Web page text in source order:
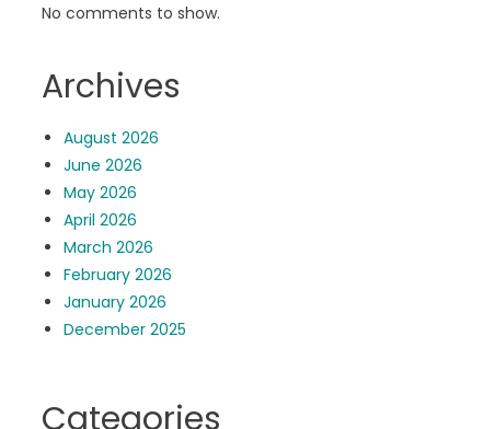
No comments to show.
Archives
August 2026
June 2026
May 2026
April 2026
March 2026
February 2026
January 2026
December 2025
Categories